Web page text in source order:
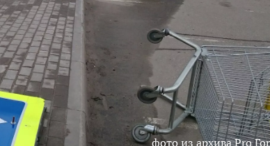
фото из архива Pro